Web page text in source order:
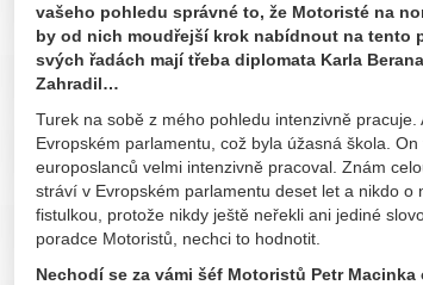
vašeho pohledu správné to, že Motoristé na
by od nich moudřejší krok nabídnout na tento
svých řadách mají třeba diplomata Karla
Zahradil…
Turek na sobě z mého pohledu intenzivně
Evropském parlamentu, což byla úžasná škola.
europoslanců velmi intenzivně pracoval. Znám
stráví v Evropském parlamentu deset let a nikdo
fistulkou, protože nikdy ještě neřekli ani jediné
poradce Motoristů, nechci to hodnotit.
Nechodí se za vámi šéf Motoristů Petr